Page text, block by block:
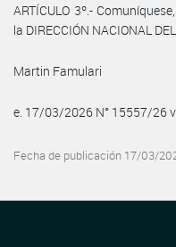
ARTÍCULO 3º.-
la DIRECCIÓN NACIONAL
Martin Famulari
e. 17/03/2026 N° 15557/26
Fecha de publicación 17/03/